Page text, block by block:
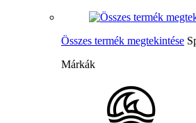
Összes termék megtekintése
Márkák